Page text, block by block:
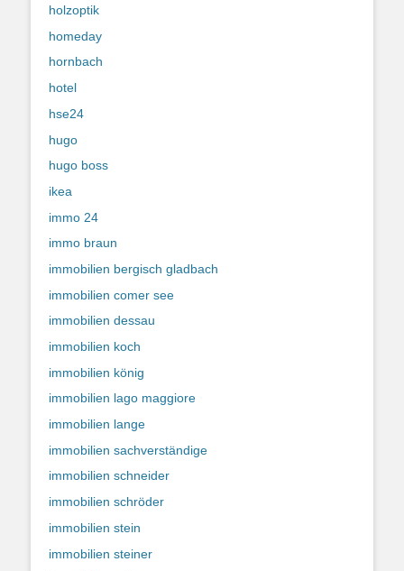
holzoptik
homeday
hornbach
hotel
hse24
hugo
hugo boss
ikea
immo 24
immo braun
immobilien bergisch gladbach
immobilien comer see
immobilien dessau
immobilien koch
immobilien könig
immobilien lago maggiore
immobilien lange
immobilien sachverständige
immobilien schneider
immobilien schröder
immobilien stein
immobilien steiner